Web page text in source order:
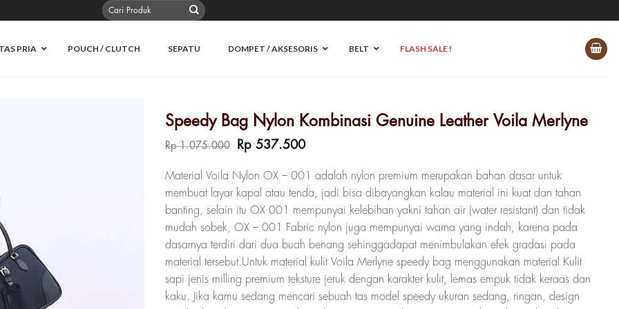
Pencarian
untuk:
TAS PRIA POUCH / CLUTCH SEPATU DOMPET / AKSESORIS BELT FLASH SALE !
Speedy Bag Nylon Kombinasi Genuine Leather Voila Merlyne
Rp1.075.000
Harga
adalah:
Rp 1.075.000.
Rp 537.500Harga
ini
adalah:
Rp 537.500.
Material Voila Nylon OX – 001 adalah nylon premium merupakan bahan dasar untuk
membuat layar kapal atau tenda, jadi bisa dibayangkan kalau material ini kuat dan tahan
banting, selain itu OX 001 mempunyai kelebihan yakni tahan air (water resistant) dan tidak
mudah sobek, OX – 001 Fabric nylon juga mempunyai warna yang indah, karena pada
dasarnya terdiri dari dua buah benang sehinggadapat menimbulakan efek gradasi pada
material tersebut.Untuk material kulit Voila Merlyne speedy bag menggunakan material Kulit
sapi jenis milling premium teksture jeruk dengan karakter kulit, lemas empuk tidak keraas dan
kaku. Jika kamu sedang mencari sebuah tas model speedy ukuran sedang, ringan, design